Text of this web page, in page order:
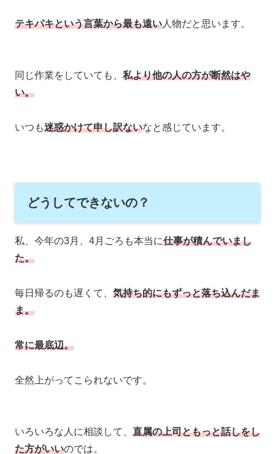
テキパキという言葉から最も遠い 人物だと思います。
同じ作業をしていても、 私より他の人の方が断然はや
い。
いつも迷惑かけて申し訳ないなと感じています。
どうしてできないの？
私、今年の3月、4月ごろも本当に仕事が積んでいまし
た。
毎日帰るのも遅くて、 気持ち的にもずっと落ち込んだま
ま。
常に最底辺。
全然上がってこられないです。
いろいろな人に相談して、 直属の上司ともっと話しをし
た方がいいのでは。